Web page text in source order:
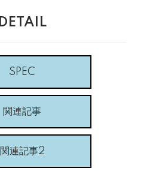
DETAIL
SPEC
関連記事
関連記事2